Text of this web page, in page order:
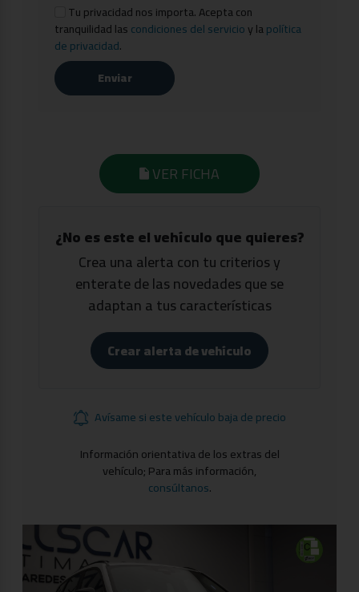
Tu privacidad nos importa. Acepta con
tranquilidad lascondiciones del servicioy lapolítica
de privacidad.
Enviar
VER FICHA
¿No es este el vehículo que quieres?
Crea una alerta con tu criterios y
enterate de las novedades que se
adaptan a tus características
Crear alerta de vehículo
Avísame si este vehículo baja de precio
Información orientativa de los extras del
vehículo; Para más información,
consúltanos.